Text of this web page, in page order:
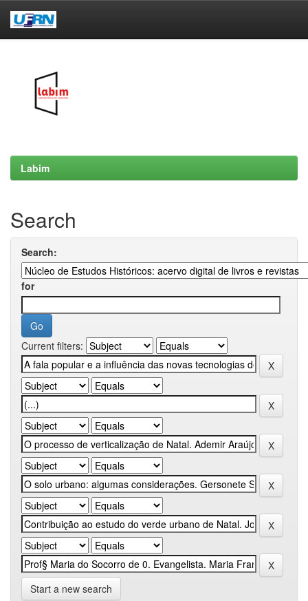
Labim
Search
Search:
for
Current filters:
Start a new search